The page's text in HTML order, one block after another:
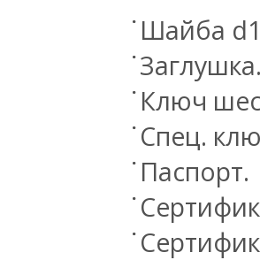
Шайба
Ключ
Спец.
Паспорт.